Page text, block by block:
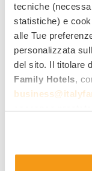
tecniche
statistiche) e
alle Tue
personalizzata
del sito. Il titolare
Family Hotels,
. Allo
estesa sui cookie.
Fuga
Weekend
Valida dal 20/
Cosa
All Inclusive